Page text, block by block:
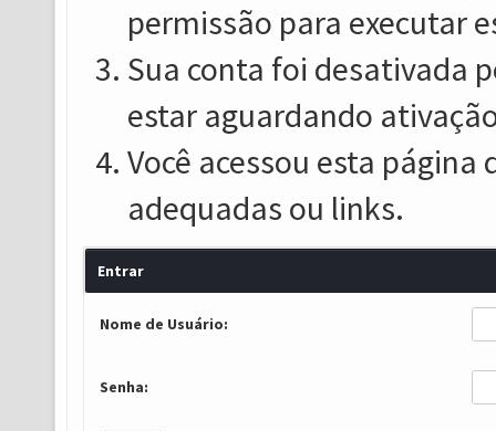
permissão para executar
Sua conta foi desativada
estar aguardando
Você acessou esta
adequadas ou links.
Entrar
Nome de Usuário:
Senha: